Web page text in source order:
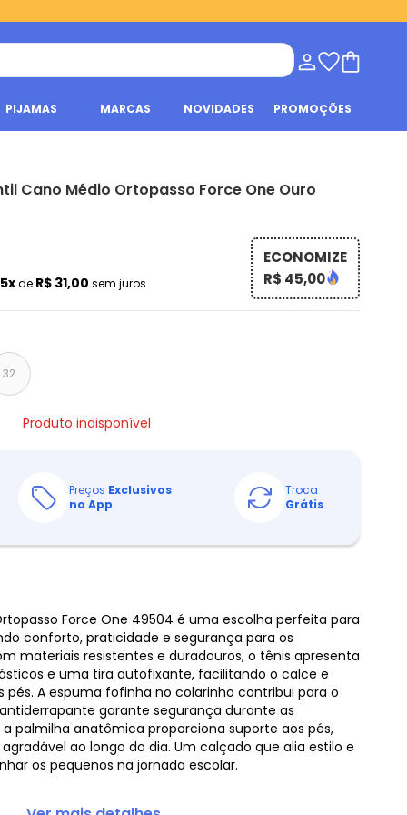
PIJAMAS MARCAS NOVIDADES PROMOÇÕES
Cano Médio Ortopasso Force One Ouro
5xde R$ 31,00 sem juros
ECONOMIZE
R$ 45,00
32
Produto indisponível
Preços Exclusivos
no App
Troca
Grátis
Force One 49504 é uma escolha perfeita para
conforto, praticidade e segurança para os
materiais resistentes e duradouros, o tênis apresenta
e uma tira autofixante, facilitando o calce e
A espuma fofinha no colarinho contribui para o
garante segurança durante as
a palmilha anatômica proporciona suporte aos pés,
ao longo do dia. Um calçado que alia estilo e
os pequenos na jornada escolar.